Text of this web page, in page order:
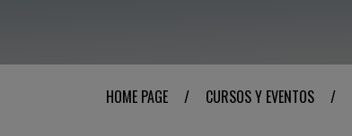
HOME PAGE / CURSOS Y EVENTOS /